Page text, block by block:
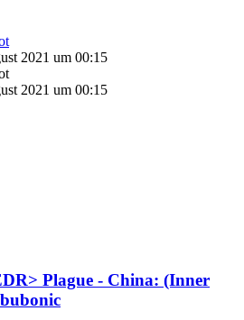
2021 um 00:15
2021 um 00:15
Plague - China: (Inner